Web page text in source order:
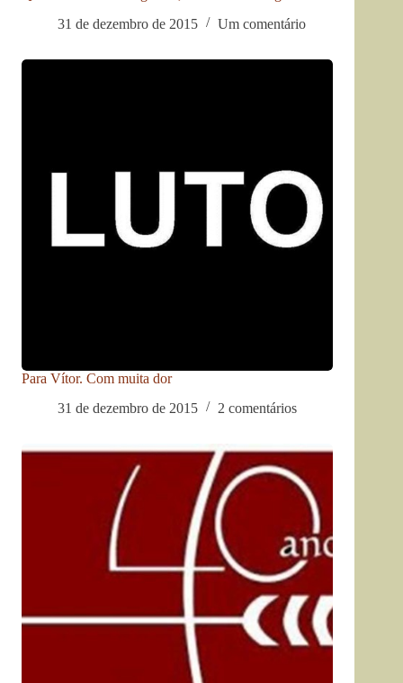
31 de dezembro de 2015
Um comentário
Para Vítor. Com muita dor
31 de dezembro de 2015
2 comentários